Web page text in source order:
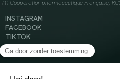
(1) Coopération pharmaceutique Française,
INSTAGRAM
FACEBOOK
TIKTOK
YOUTUBE